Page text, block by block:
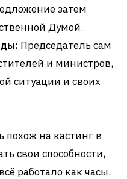
затем
Думой.
Председатель сам
и министров,
ситуации и своих
похож на кастинг в
свои способности,
работало как часы.